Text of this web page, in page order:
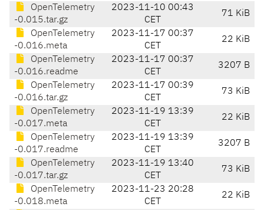
OpenTelemetry
-0.015.tar.gz
2023-11-10 00:43
CET
71 KiB
OpenTelemetry
-0.016.meta
2023-11-17 00:37
CET
22 KiB
OpenTelemetry
-0.016.readme
2023-11-17 00:37
CET
3207 B
OpenTelemetry
-0.016.tar.gz
2023-11-17 00:39
CET
73 KiB
OpenTelemetry
-0.017.meta
2023-11-19 13:39
CET
22 KiB
OpenTelemetry
-0.017.readme
2023-11-19 13:39
CET
3207 B
OpenTelemetry
-0.017.tar.gz
2023-11-19 13:40
CET
73 KiB
OpenTelemetry
-0.018.meta
2023-11-23 20:28
CET
22 KiB